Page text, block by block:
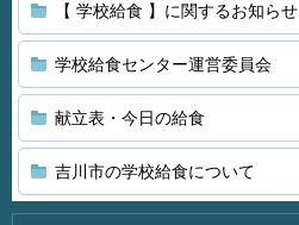
【 学校給食 】に関するお知らせ
学校給食センター運営委員会
献立表・今日の給食
吉川市の学校給食について